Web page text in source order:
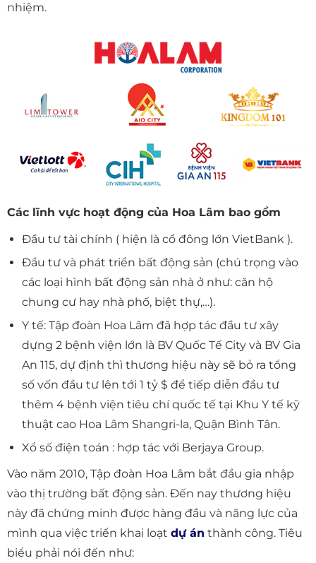
nhiệm.
Các lĩnh vực hoạt động của Hoa Lâm bao gồm
Đầu tư tài chính ( hiện là cổ đông lớn VietBank ).
Đầu tư và phát triển bất động sản (chú trọng vào
các loại hình bất động sản nhà ở như: căn hộ
chung cư hay nhà phố, biệt thự,…).
Y tế: Tập đoàn Hoa Lâm đã hợp tác đầu tư xây
dựng 2 bệnh viện lớn là BV Quốc Tế City và BV Gia
An 115, dự định thì thương hiệu này sẽ bỏ ra tổng
số vốn đầu tư lên tới 1 tỷ $ để tiếp diễn đầu tư
thêm 4 bệnh viện tiêu chí quốc tế tại Khu Y tế kỹ
thuật cao Hoa Lâm Shangri-la, Quận Bình Tân.
Xổ số điện toán : hợp tác với Berjaya Group.
Vào năm 2010, Tập đoàn Hoa Lâm bắt đầu gia nhập
vào thị trường bất động sản. Đến nay thương hiệu
này đã chứng minh được hàng đầu và năng lực của
mình qua việc triển khai loạt dự án thành công. Tiêu
biểu phải nói đến như: